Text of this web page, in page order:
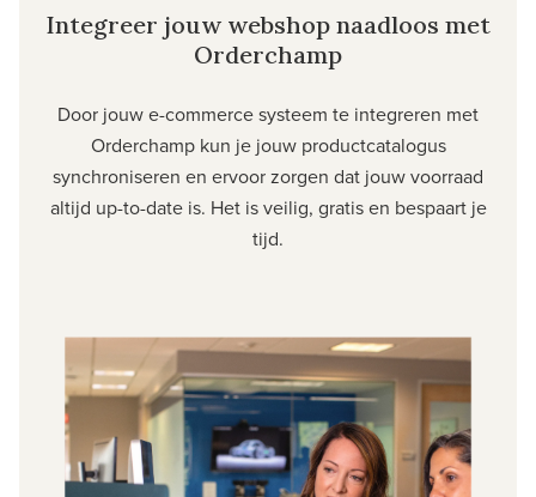
Integreer jouw webshop naadloos met
Orderchamp
Door jouw e-commerce systeem te integreren met
Orderchamp kun je jouw productcatalogus
synchroniseren en ervoor zorgen dat jouw voorraad
altijd up-to-date is. Het is veilig, gratis en bespaart je
tijd.